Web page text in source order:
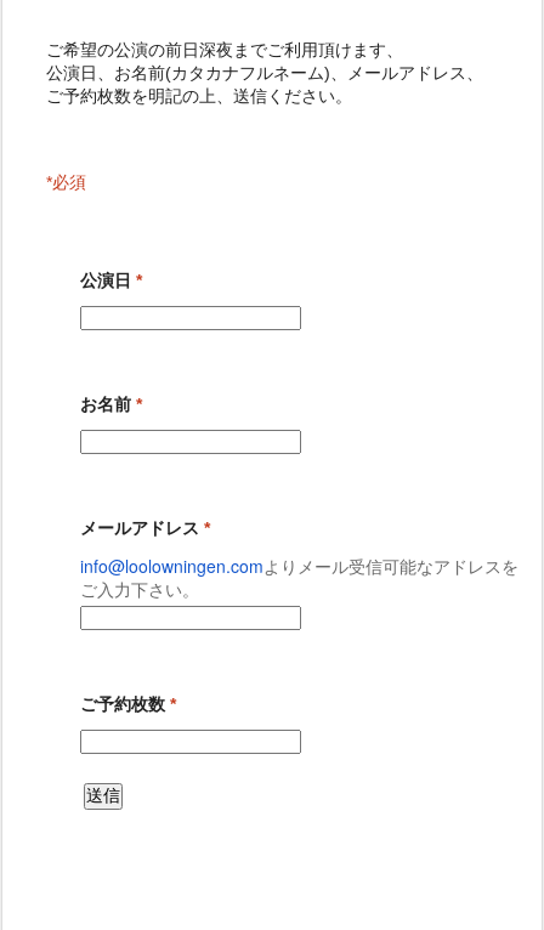
ご予約枚数を明記の上、送信ください。
*必須
公演日 *
お名前 *
メールアドレス *
info@loolowningen.comよりメール受信可能なアドレスを
ご入力下さい。
ご予約枚数 *